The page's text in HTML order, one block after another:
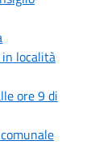
località
ore 9 di